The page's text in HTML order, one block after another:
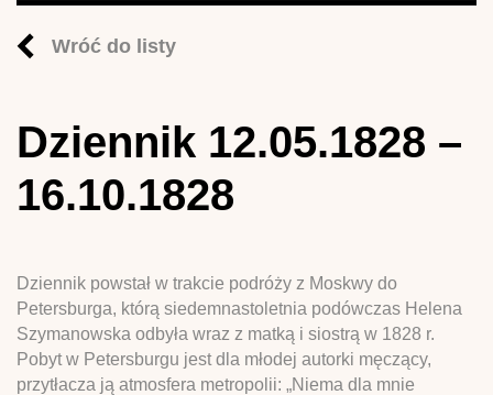
Wróć do listy
Dziennik 12.05.1828 –
16.10.1828
Dziennik powstał w trakcie podróży z Moskwy do
Petersburga, którą siedemnastoletnia podówczas Helena
Szymanowska odbyła wraz z matką i siostrą w 1828 r.
Pobyt w Petersburgu jest dla młodej autorki męczący,
przytłacza ją atmosfera metropolii: „Niema dla mnie